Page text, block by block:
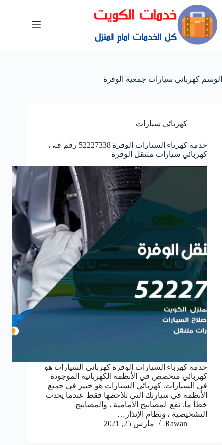
الوسم كهربائي سيارات جمعية الوفرة
كهربائي سيارات
خدمة كهرباء السيارات الوفرة 52227338 رقم فني
كهربائي سيارات متنقل الوفرة
خدمة كهرباء السيارات الوفرة كهربائي السيارات هو
كهربائي متخصص في الأنظمة الكهربائية الموجودة
في السيارات. كهربائي السيارات هو خبير في جميع
الأنظمة في سيارتك التي تلاحظها فقط عندما يحدث
خطأ ما. تقع المصابيح الأمامية ، والمصابيح
التشخيصية ، ونظام الإنذار…
Rawan
مارس 25, 2021